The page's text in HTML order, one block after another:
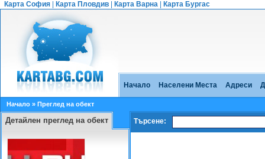
Карта София Карта Пловдив Карта Варна Карта Бургас
Начало Населени Места Адреси
Начало » Преглед на обект
Детайлен преглед на обект Търсене: